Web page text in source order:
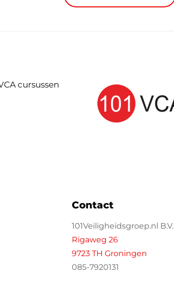
cursussen
Contact
101Veiligheidsgroep.nl B.V.
Rigaweg 26
9723 TH Groningen
085-7920131